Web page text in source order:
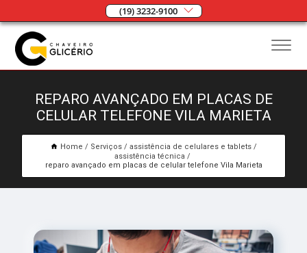
(19) 3232-9100
REPARO AVANÇADO EM PLACAS DE
CELULAR TELEFONE VILA MARIETA
Home Serviços
assistência de celulares e tablets
assistência técnica
reparo avançado em placas de celular telefone Vila Marieta